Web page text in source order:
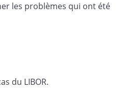
les problèmes qui ont été
du LIBOR.